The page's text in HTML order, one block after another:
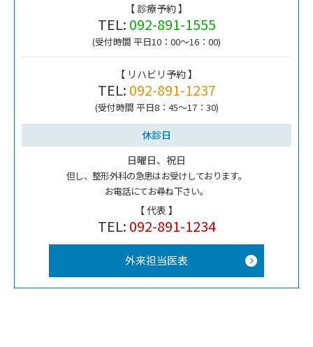
【 診療予約 】
TEL: 092-891-1555
(受付時間 平日10：00～16：00)
【 リハビリ予約 】
TEL: 092-891-1237
(受付時間 平日8：45～17：30)
休診日
日曜日、祝日
但し、整形外科の急患はお受けしております。
お電話にてお尋ね下さい。
【 代表 】
TEL: 092-891-1234
外来担当医表